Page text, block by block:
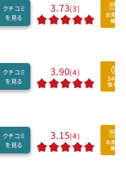
クチコミ
を見る
3.73(3)
クチコミ
を見る
3.90(4)
クチコミ
を見る
3.15(4)